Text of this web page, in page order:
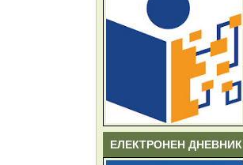
ЕЛЕКТРОНЕН ДНЕВНИК